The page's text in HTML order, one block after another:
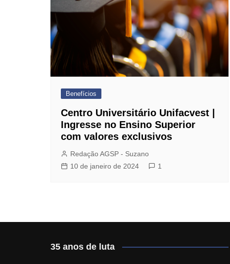
Dentista do Sindicato
Farmácia de Manipulação
GBOEX – Previdência e
Seguros
Instituto Catch
Jurídico
Mogidonto
New Saúde Leader
Óticas Carol
Planos de Saúde
Benefícios
Centro Universitário Unifacvest |
Ingresse no Ensino Superior
com valores exclusivos
Redação AGSP - Suzano
10 de janeiro de 2024
1
35 anos de luta